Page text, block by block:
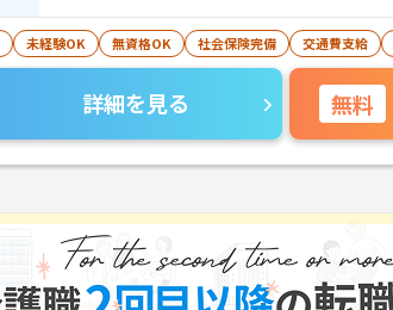
未経験OK 無資格OK 社会保険完備 交通費支給
詳細を見る 無料